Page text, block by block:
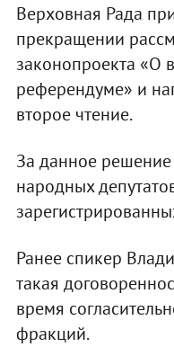
Верховная Рада
прекращении
законопроекта «О
референдуме» и
второе чтение.
За данное
народных
Ранее спикер
такая
время
фракций.